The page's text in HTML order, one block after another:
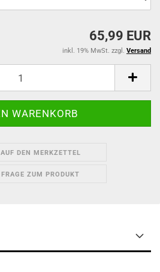
65,99 EUR
inkl. 19% MwSt. zzgl. Versand
AUF DEN MERKZETTEL
FRAGE ZUM PRODUKT